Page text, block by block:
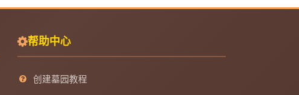
帮助中心
创建墓园教程